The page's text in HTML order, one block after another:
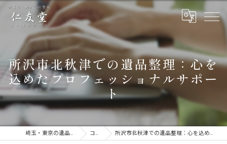
所沢市北秋津での遺品整理：心を
込めたプロフェッショナルサポー
ト
埼玉・東京の遺品整理なら仁友堂 コラム 所沢市北秋津での遺品整理：心を込めたプロフェッショナルサポート